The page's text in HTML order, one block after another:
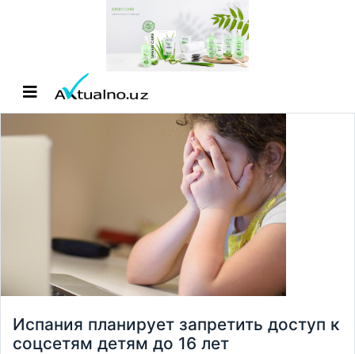
Испания планирует запретить доступ к
соцсетям детям до 16 лет